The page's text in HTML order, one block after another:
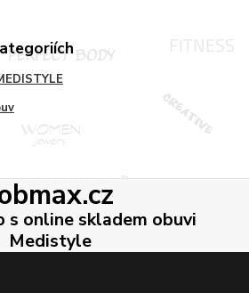
s online skladem obuvi
Medistyle